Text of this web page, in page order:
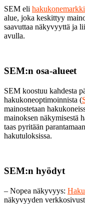
SEM eli
alue, joka keskittyy
saavuttaa näkyvyyttä ja
avulla.
SEM:n osa-alueet
SEM koostuu kahdesta
hakukoneoptimoinnista (
mainostetaan
mainoksen näkymisestä
taas pyritään
hakutuloksissa.
SEM:n hyödyt
– Nopea näkyvyys:
näkyvyyden